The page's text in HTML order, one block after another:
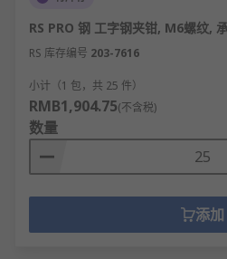
RS PRO 钢 工字钢夹钳, M6螺纹,
RS 库存编号 203-7616
小计（1 包，共 25 件）
RMB1,904.75(不含税)
数量
添加